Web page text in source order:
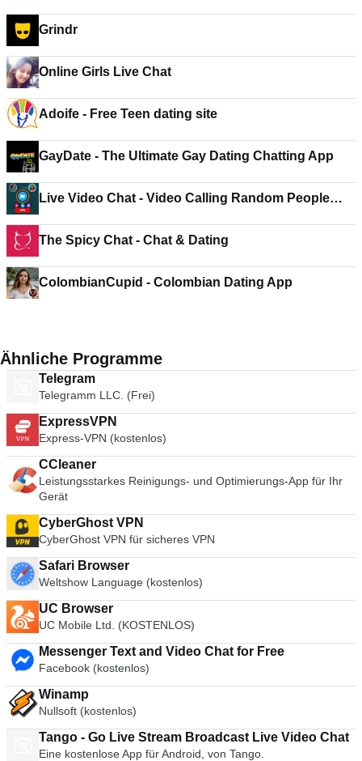
Grindr
Online Girls Live Chat
Adoife - Free Teen dating site
GayDate - The Ultimate Gay Dating Chatting App
Live Video Chat - Video Calling Random People
The Spicy Chat - Chat & Dating
ColombianCupid - Colombian Dating App
Ähnliche Programme
Telegram
Telegramm LLC. (Frei)
ExpressVPN
Express-VPN (kostenlos)
CCleaner
Leistungsstarkes Reinigungs- und Optimierungs-App für Ihr
Gerät
CyberGhost VPN
CyberGhost VPN für sicheres VPN
Safari Browser
Weltshow Language (kostenlos)
UC Browser
UC Mobile Ltd. (KOSTENLOS)
Messenger Text and Video Chat for Free
Facebook (kostenlos)
Winamp
Nullsoft (kostenlos)
Tango - Go Live Stream Broadcast Live Video Chat
Eine kostenlose App für Android, von Tango.